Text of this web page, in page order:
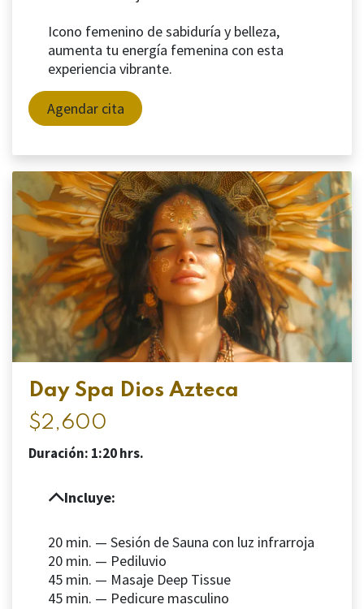
Icono femenino de sabiduría y belleza,
aumenta tu energía femenina con esta
experiencia vibrante.
Agendar cita
Day Spa Dios Azteca
$2,600
Duración: 1:20 hrs.
Incluye:
20 min. — Sesión de Sauna con luz infrarroja
20 min. — Pediluvio
45 min. — Masaje Deep Tissue
45 min. — Pedicure masculino